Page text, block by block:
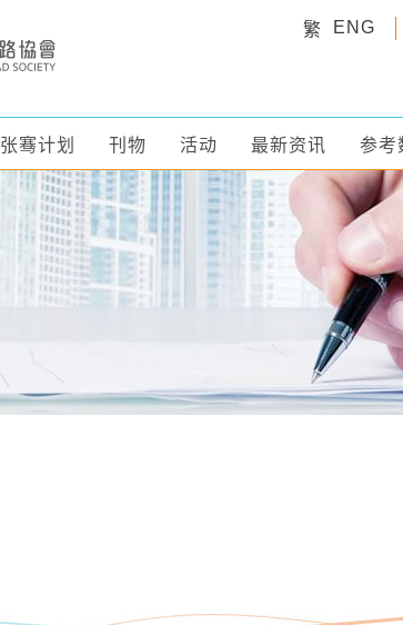
繁 ENG
张骞计划 刊物 活动 最新资讯 参考